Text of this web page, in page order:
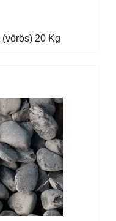
20 Kg